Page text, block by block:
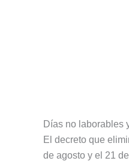
Días no laborables
El decreto que
de agosto y el 21